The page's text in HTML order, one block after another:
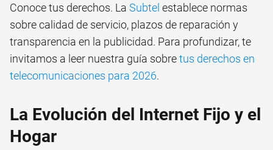
Conoce tus derechos. La Subtel establece normas
sobre calidad de servicio, plazos de reparación y
transparencia en la publicidad. Para profundizar, te
invitamos a leer nuestra guía sobretus derechos en
telecomunicaciones para 2026.
La Evolución del Internet Fijo y el
Hogar